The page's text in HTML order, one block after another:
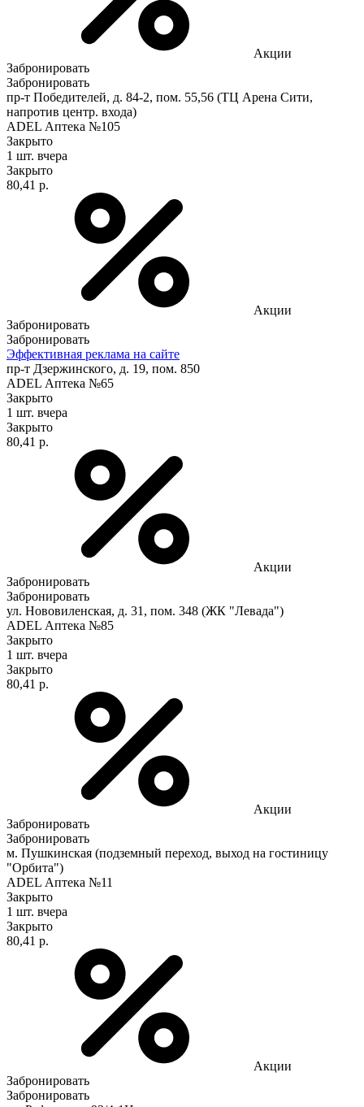
Акции
Забронировать
Забронировать
пр-т Победителей, д. 84-2, пом. 55,56 (ТЦ Арена Сити,
напротив центр. входа)
ADEL Аптека №105
Закрыто
1 шт. вчера
Закрыто
80,41 р.
Акции
Забронировать
Забронировать
Эффективная реклама на сайте
пр-т Дзержинского, д. 19, пом. 850
ADEL Аптека №65
Закрыто
1 шт. вчера
Закрыто
80,41 р.
Акции
Забронировать
Забронировать
ул. Нововиленская, д. 31, пом. 348 (ЖК "Левада")
ADEL Аптека №85
Закрыто
1 шт. вчера
Закрыто
80,41 р.
Акции
Забронировать
Забронировать
м. Пушкинская (подземный переход, выход на гостиницу
"Орбита")
ADEL Аптека №11
Закрыто
1 шт. вчера
Закрыто
80,41 р.
Акции
Забронировать
Забронировать